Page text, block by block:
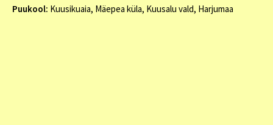
Puukool: Kuusikuaia, Mäepea küla, Kuusalu vald, Harjumaa